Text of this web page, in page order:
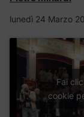
lunedì 24 Marzo
Fai
cookie